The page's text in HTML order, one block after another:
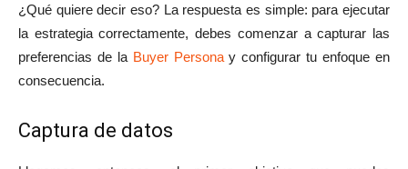
¿Qué quiere decir eso? La respuesta es simple: para ejecutar
la estrategia correctamente, debes comenzar a capturar las
preferencias de la Buyer Personay configurar tu enfoque en
consecuencia.
Captura de datos